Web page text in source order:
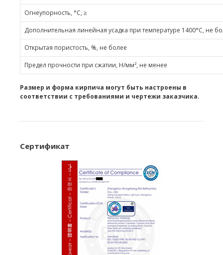
Огнеупорность, °С, ≥
Дополнительная линейная усадка при температуре 1400°C, не
Открытая пористость, %, не более
Предел прочности при сжатии, Н/мм², не менее
Размер и форма кирпича могут быть настроены в
соответствии с требованиями и чертежи заказчика.
Сертификат